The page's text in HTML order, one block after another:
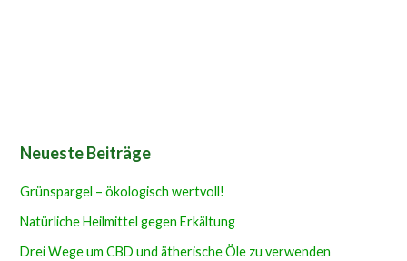
Neueste Beiträge
Grünspargel – ökologisch wertvoll!
Natürliche Heilmittel gegen Erkältung
Drei Wege um CBD und ätherische Öle zu verwenden